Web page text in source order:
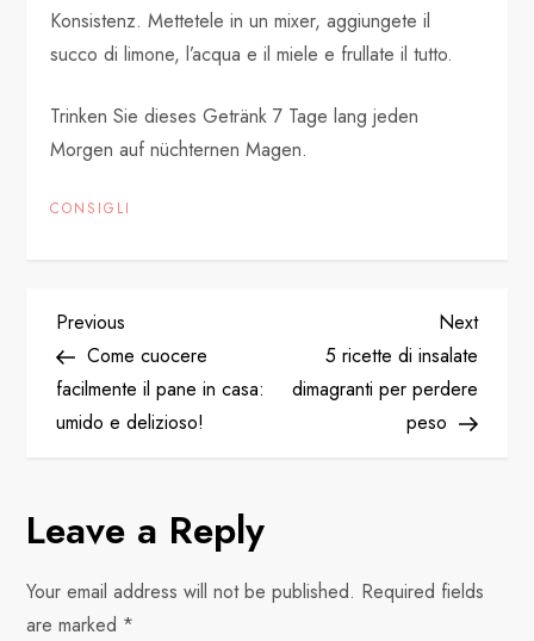
Konsistenz. Mettetele in un mixer, aggiungete il
succo di limone, l’acqua e il miele e frullate il tutto.
Trinken Sie dieses Getränk 7 Tage lang jeden
Morgen auf nüchternen Magen.
CONSIGLI
P
o
s
n
a
Previous
Post
Previous
Come cuocere
facilmente il pane in casa:
umido e delizioso!
Next
Post
Next
5 ricette di insalate
dimagranti per perdere
peso
Leave a Reply
Your email address will not be published. Required fields
are marked *